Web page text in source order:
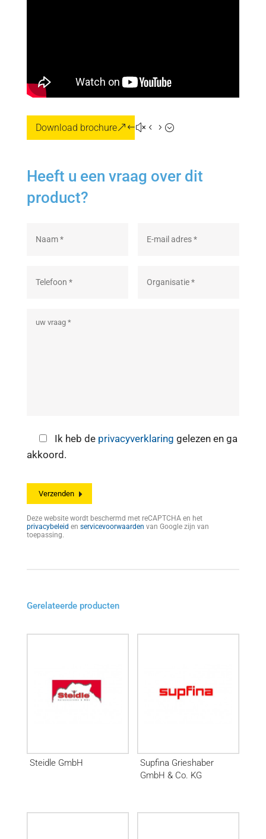
Download brochure
Heeft u een vraag over dit
product?
Ik heb de privacyverklaring gelezen en ga
akkoord.
Deze website wordt beschermd met reCAPTCHA en het
privacybeleid en servicevoorwaarden van Google zijn van
toepassing.
Gerelateerde producten
Steidle GmbH
Supfina Grieshaber
GmbH & Co. KG